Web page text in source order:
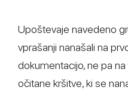
Upoštevaje navedeno
vprašanji nanašali na
dokumentacijo, ne pa
očitane kršitve, ki se